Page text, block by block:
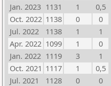
Jan. 2023 1131 1
0,5
Oct. 2022 1138 0
0
Jul. 2022
1138 1
1
Apr. 2022 1099 1
0
Jan. 2022 1119 3
1
Oct. 2021 1117 1
0,5
Jul. 2021
1128 0
0